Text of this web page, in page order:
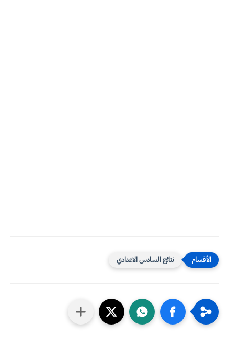
نتائج السادس الاعدادي